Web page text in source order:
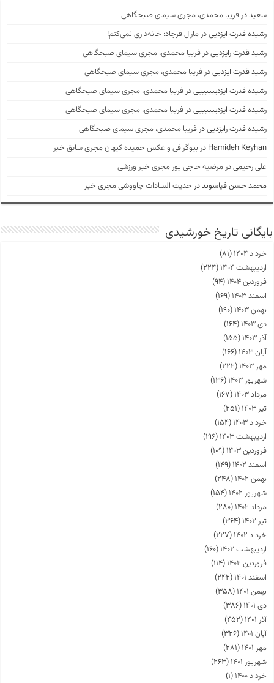
سعیددرفریبا محمدی، مجری سیمای صبحگاهی
رشیده قدرت ایزدییدرمارال فرجاد: خانه‌داری نمی‌کنم!
رشید قدرت رایزدییدرفریبا محمدی، مجری سیمای صبحگاهی
رشید قدرت ایزدییدرفریبا محمدی، مجری سیمای صبحگاهی
رشیده قدرت ایزدیییییییدرفریبا محمدی، مجری سیمای صبحگاهی
رشیده قدرت ایزدیییییییدرفریبا محمدی، مجری سیمای صبحگاهی
رشیده قدرت رایزدییدرفریبا محمدی، مجری سیمای صبحگاهی
Hamideh Keyhan در بیوگرافی و عکس حمیده کیهان مجری سابق خبر
علی رحیمیدرمرضیه حاجی پور مجری خبر ورزشی
محمد حسن قیاسونددر حدیث السادات چاووشی مجری خبر
بایگانی تاریخ خورشیدی
خرداد ۱۴۰۴
(۸۱)
اردیبهشت ۱۴۰۴
(۲۲۴)
فروردین ۱۴۰۴
(۹۴)
اسفند ۱۴۰۳
(۱۶۹)
بهمن ۱۴۰۳
(۱۹۰)
دی ۱۴۰۳
(۱۶۴)
آذر ۱۴۰۳
(۱۵۵)
آبان ۱۴۰۳
(۱۶۶)
مهر ۱۴۰۳
(۲۲۲)
شهریور ۱۴۰۳
(۱۳۶)
مرداد ۱۴۰۳
(۱۶۷)
تیر ۱۴۰۳
(۲۵۱)
خرداد ۱۴۰۳
(۱۵۴)
اردیبهشت ۱۴۰۳
(۱۹۶)
فروردین ۱۴۰۳
(۱۰۹)
اسفند ۱۴۰۲
(۱۴۹)
بهمن ۱۴۰۲
(۲۴۸)
شهریور ۱۴۰۲
(۱۵۴)
مرداد ۱۴۰۲
(۲۸۰)
تیر ۱۴۰۲
(۳۶۴)
خرداد ۱۴۰۲
(۲۲۷)
اردیبهشت ۱۴۰۲
(۱۶۰)
فروردین ۱۴۰۲
(۱۱۴)
اسفند ۱۴۰۱
(۲۴۲)
بهمن ۱۴۰۱
(۳۵۸)
دی ۱۴۰۱
(۳۸۶)
آذر ۱۴۰۱
(۴۵۲)
آبان ۱۴۰۱
(۳۲۶)
مهر ۱۴۰۱
(۲۸۱)
شهریور ۱۴۰۱
(۲۶۳)
خرداد ۱۴۰۰
(۱)